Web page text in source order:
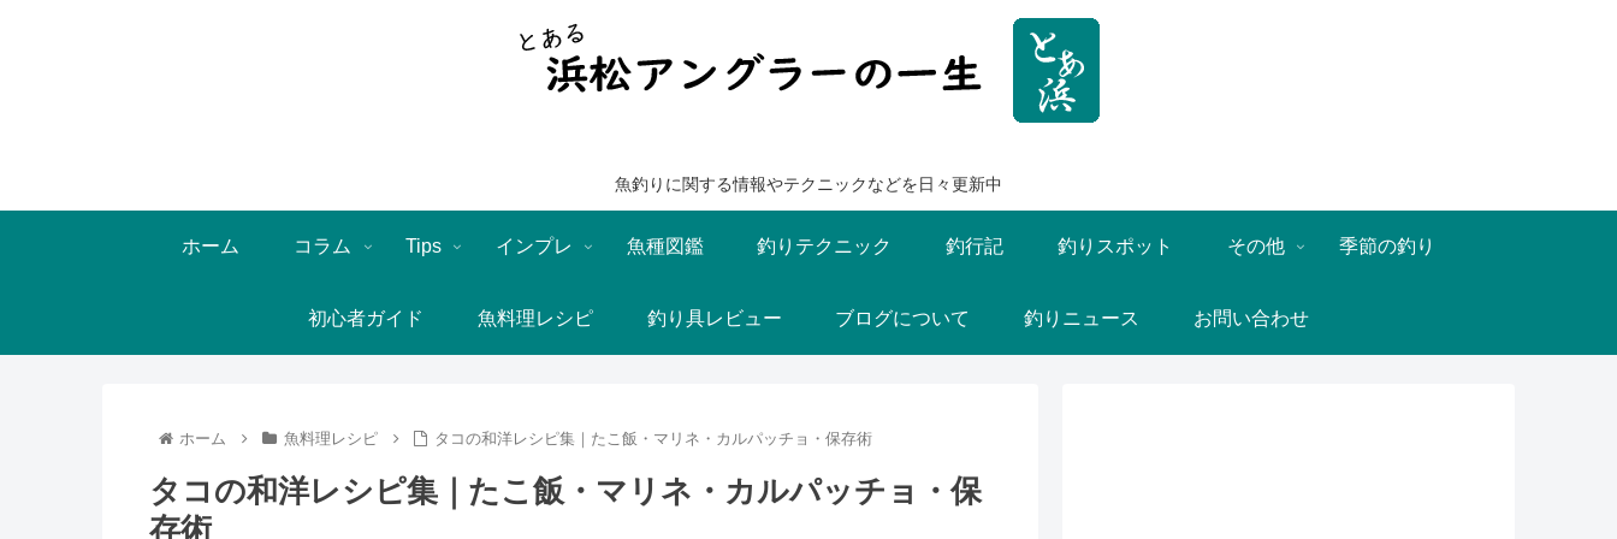
魚釣りに関する情報やテクニックなどを日々更新中
ホーム コラム Tips インプレ 魚種図鑑 釣りテクニック 釣行記 釣りスポット その他 季節の釣り
初心者ガイド 魚料理レシピ 釣り具レビュー ブログについて 釣りニュース お問い合わせ
ホーム 魚料理レシピ タコの和洋レシピ集｜たこ飯・マリネ・カルパッチョ・保存術
タコの和洋レシピ集｜たこ飯・マリネ・カルパッチョ・保
存術